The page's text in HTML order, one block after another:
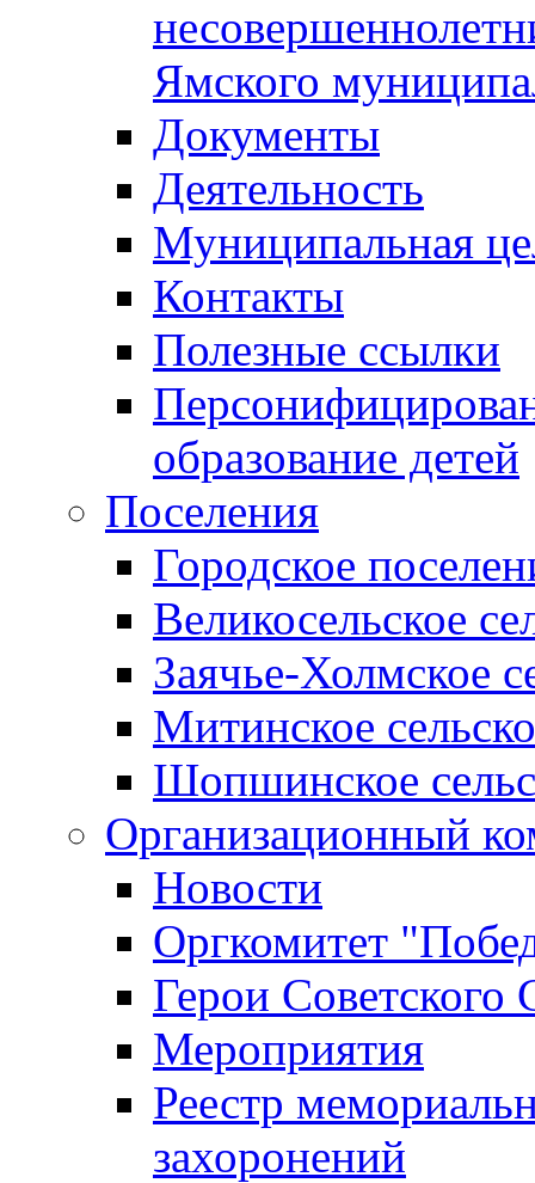
Ямского
Документы
Деятельность
Муниципальная
Контакты
Полезные ссылки
образование детей
Поселения
Городское
Великосельское
Заячье-Холмское
Митинское
Шопшинское
Организационный
Новости
Оргкомитет
Герои Советского
Мероприятия
Реестр
захоронений